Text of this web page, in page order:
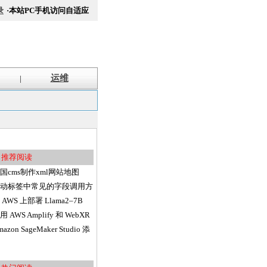
·本站PC手机访问自适应
| 运维
推荐阅读
cms制作xml网站地图
方法
标签中常见的字段调用方
总
AWS 上部署 Llama2–7B
AWS Amplify 和 WebXR
具有用户洞察的 VR 应用
SageMaker Studio 添